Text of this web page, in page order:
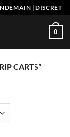
| DISCRET
0
CARTS”